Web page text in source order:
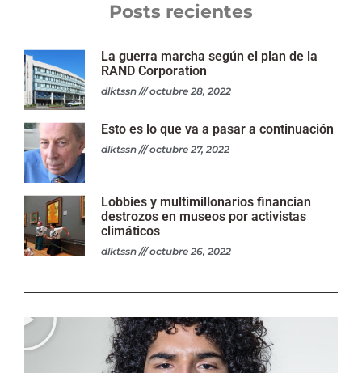
Posts recientes
La guerra marcha según el plan de la
RAND Corporation
dlktssn octubre 28, 2022
Esto es lo que va a pasar a continuación
dlktssn octubre 27, 2022
Lobbies y multimillonarios financian
destrozos en museos por activistas
climáticos
dlktssn octubre 26, 2022